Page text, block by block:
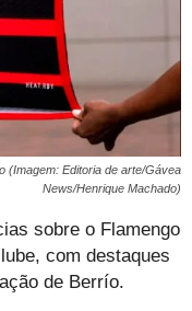
(Imagem: Editoria de arte/Gávea
News/Henrique Machado)
sobre o Flamengo
com destaques
de Berrío.